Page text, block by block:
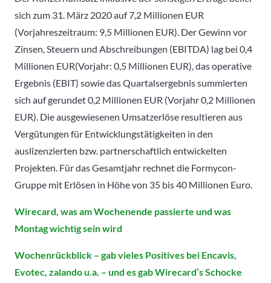
sich zum 31. März 2020 auf 7,2 Millionen EUR
(Vorjahreszeitraum: 9,5 Millionen EUR). Der Gewinn vor
Zinsen, Steuern und Abschreibungen (EBITDA) lag bei 0,4
Millionen EUR(Vorjahr: 0,5 Millionen EUR), das operative
Ergebnis (EBIT) sowie das Quartalsergebnis summierten
sich auf gerundet 0,2 Millionen EUR (Vorjahr 0,2 Millionen
EUR). Die ausgewiesenen Umsatzerlöse resultieren aus
Vergütungen für Entwicklungstätigkeiten in den
auslizenzierten bzw. partnerschaftlich entwickelten
Projekten. Für das Gesamtjahr rechnet die Formycon-
Gruppe mit Erlösen in Höhe von 35 bis 40 Millionen Euro.
Wirecard, was am Wochenende passierte und was
Montag wichtig sein wird
Wochenrückblick – gab vieles Positives bei Encavis,
Evotec, zalando u.a. – und es gab Wirecard’s Schocke